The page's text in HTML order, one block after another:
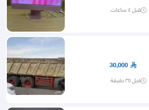
قبل ٤ ساعات
30,000
قبل ٣٥ دقيقة